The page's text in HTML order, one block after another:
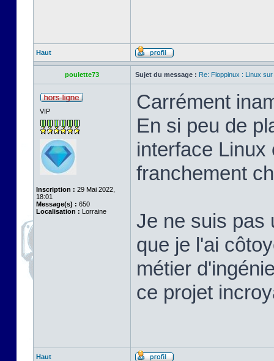
Haut
poulette73 Sujet du message : Re: Floppinux : Linux
VIP
Inscription : 29 Mai 2022,
18:01
Message(s) : 650
Localisation : Lorraine
Carrément
En si peu de
interface Linux
franchement
Je ne suis pas
que je l'ai
métier
ce projet
Haut